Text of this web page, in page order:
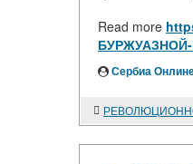
Read more
Сербиа